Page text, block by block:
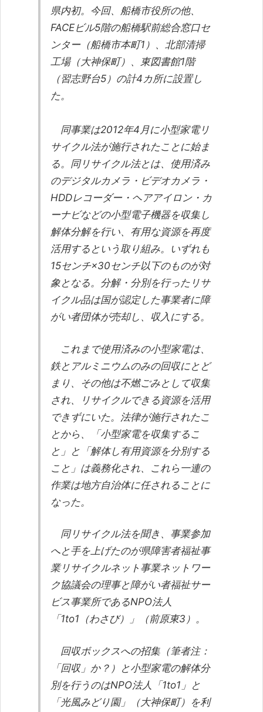
県内初。今回、船橋市役所の他、
FACEビル5階の船橋駅前総合窓口セ
ンター（船橋市本町1）、北部清掃
工場（大神保町）、東図書館1階
（習志野台5）の計4カ所に設置し
た。
同事業は2012年4月に小型家電リ
サイクル法が施行されたことに始ま
る。同リサイクル法とは、使用済み
のデジタルカメラ・ビデオカメラ・
HDDレコーダー・ヘアアイロン・カ
ーナビなどの小型電子機器を収集し
解体分解を行い、有用な資源を再度
活用するという取り組み。いずれも
15センチ×30センチ以下のものが対
象となる。分解・分別を行ったリサ
イクル品は国が認定した事業者に障
がい者団体が売却し、収入にする。
これまで使用済みの小型家電は、
鉄とアルミニウムのみの回収にとど
まり、その他は不燃ごみとして収集
され、リサイクルできる資源を活用
できずにいた。法律が施行されたこ
とから、「小型家電を収集するこ
と」と「解体し有用資源を分別する
こと」は義務化され、これら一連の
作業は地方自治体に任されることに
なった。
同リサイクル法を聞き、事業参加
へと手を上げたのが県障害者福祉事
業リサイクルネット事業ネットワー
ク協議会の理事と障がい者福祉サー
ビス事業所であるNPO法人
「1to1（わさび）」（前原東3）。
回収ボックスへの招集（筆者注：
「回収」か？）と小型家電の解体分
別を行うのはNPO法人「1to1」と
「光風みどり園」（大神保町）を利